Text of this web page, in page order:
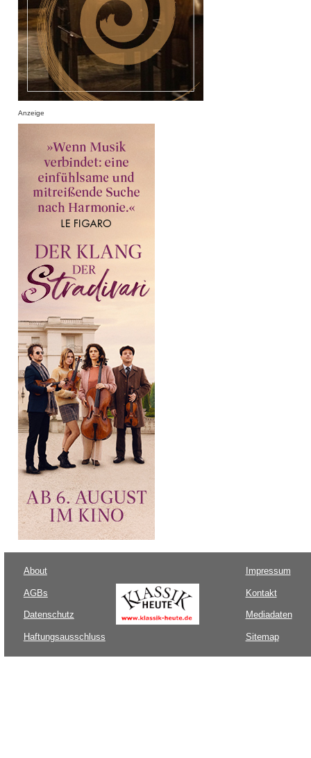
Anzeige
About
AGBs
Datenschutz
Haftungsausschluss
Impressum
Kontakt
Mediadaten
Sitemap